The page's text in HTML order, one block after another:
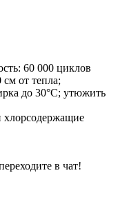
60 000 циклов
от тепла;
до 30°C; утюжить
хлорсодержащие
в чат!